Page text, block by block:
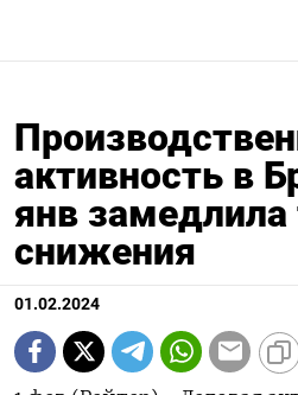
активность в
янв
снижения
01.02.2024